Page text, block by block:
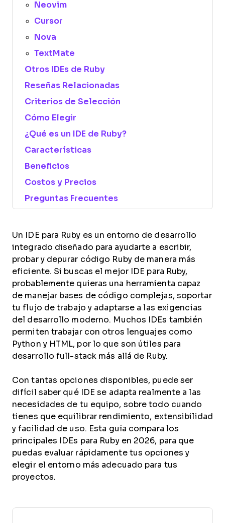
Neovim
Cursor
Nova
TextMate
Otros IDEs de Ruby
Reseñas Relacionadas
Criterios de Selección
Cómo Elegir
¿Qué es un IDE de Ruby?
Características
Beneficios
Costos y Precios
Preguntas Frecuentes
Un IDE para Ruby es un entorno de desarrollo
integrado diseñado para ayudarte a escribir,
probar y depurar código Ruby de manera más
eficiente. Si buscas el mejor IDE para Ruby,
probablemente quieras una herramienta capaz
de manejar bases de código complejas, soportar
tu flujo de trabajo y adaptarse a las exigencias
del desarrollo moderno. Muchos IDEs también
permiten trabajar con otros lenguajes como
Python y HTML, por lo que son útiles para
desarrollo full-stack más allá de Ruby.
Con tantas opciones disponibles, puede ser
difícil saber qué IDE se adapta realmente a las
necesidades de tu equipo, sobre todo cuando
tienes que equilibrar rendimiento, extensibilidad
y facilidad de uso. Esta guía compara los
principales IDEs para Ruby en 2026, para que
puedas evaluar rápidamente tus opciones y
elegir el entorno más adecuado para tus
proyectos.